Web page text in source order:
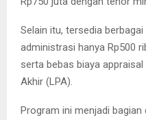
Selain itu, tersedia
administrasi hanya Rp500
serta bebas biaya
Akhir (LPA).
Program ini menjadi